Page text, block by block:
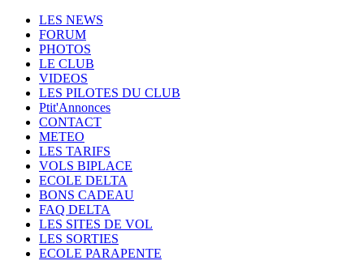
LES NEWS
FORUM
PHOTOS
LE CLUB
VIDEOS
LES PILOTES DU CLUB
Ptit'Annonces
CONTACT
METEO
LES TARIFS
VOLS BIPLACE
ECOLE DELTA
BONS CADEAU
FAQ DELTA
LES SITES DE VOL
LES SORTIES
ECOLE PARAPENTE